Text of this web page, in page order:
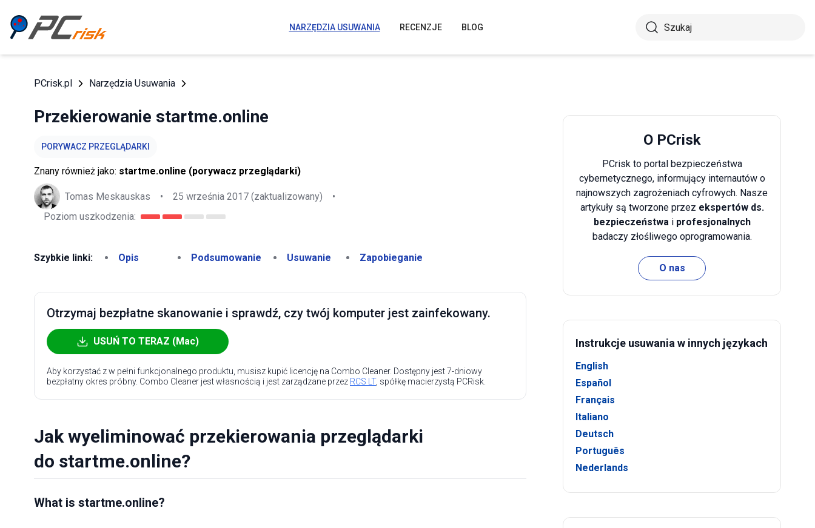
NARZĘDZIA USUWANIA RECENZJE BLOG
PCrisk.pl Narzędzia Usuwania
Przekierowanie startme.online
PORYWACZ PRZEGLĄDARKI
Znany również jako: startme.online (porywacz przeglądarki)
Tomas Meskauskas • 25 września 2017 (zaktualizowany)
•
Poziom uszkodzenia:
Szybkie linki: Opis Podsumowanie Usuwanie Zapobieganie
Otrzymaj bezpłatne skanowanie i sprawdź, czy twój komputer jest zainfekowany.
USUŃ TO TERAZ (Mac)
Aby korzystać z w pełni funkcjonalnego produktu, musisz kupić licencję na Combo Cleaner. Dostępny jest 7-dniowy
bezpłatny okres próbny. Combo Cleaner jest własnością i jest zarządzane przez RCS LT, spółkę macierzystą PCRisk.
Jak wyeliminować przekierowania przeglądarki
do startme.online?
What is startme.online?
O PCrisk
PCrisk to portal bezpieczeństwa
cybernetycznego, informujący internautów o
najnowszych zagrożeniach cyfrowych. Nasze
artykuły są tworzone przez ekspertów ds.
bezpieczeństwai profesjonalnych
badaczy złośliwego oprogramowania.
O nas
Instrukcje usuwania w innych językach
English
Español
Français
Italiano
Deutsch
Português
Nederlands